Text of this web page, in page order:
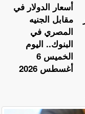
أسعار الدولار في
مقابل الجنيه
المصري في
البنوك.. اليوم
الخميس 6
أغسطس 2026